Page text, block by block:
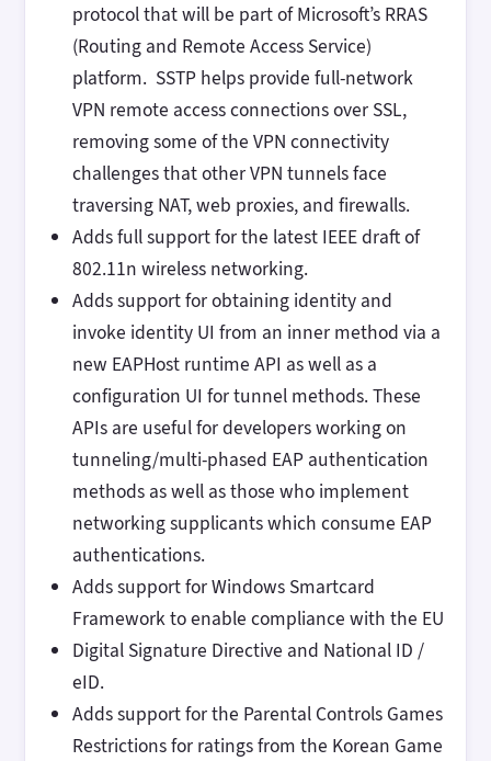
protocol that will be part of Microsoft’s RRAS
(Routing and Remote Access Service)
platform. SSTP helps provide full-network
VPN remote access connections over SSL,
removing some of the VPN connectivity
challenges that other VPN tunnels face
traversing NAT, web proxies, and firewalls.
Adds full support for the latest IEEE draft of
802.11n wireless networking.
Adds support for obtaining identity and
invoke identity UI from an inner method via a
new EAPHost runtime API as well as a
configuration UI for tunnel methods. These
APIs are useful for developers working on
tunneling/multi-phased EAP authentication
methods as well as those who implement
networking supplicants which consume EAP
authentications.
Adds support for Windows Smartcard
Framework to enable compliance with the EU
Digital Signature Directive and National ID /
eID.
Adds support for the Parental Controls Games
Restrictions for ratings from the Korean Game